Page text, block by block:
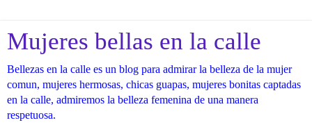
Mujeres bellas en la calle
Bellezas en la calle es un blog para admirar la belleza de la mujer
comun, mujeres hermosas, chicas guapas, mujeres bonitas captadas
en la calle, admiremos la belleza femenina de una manera
respetuosa.